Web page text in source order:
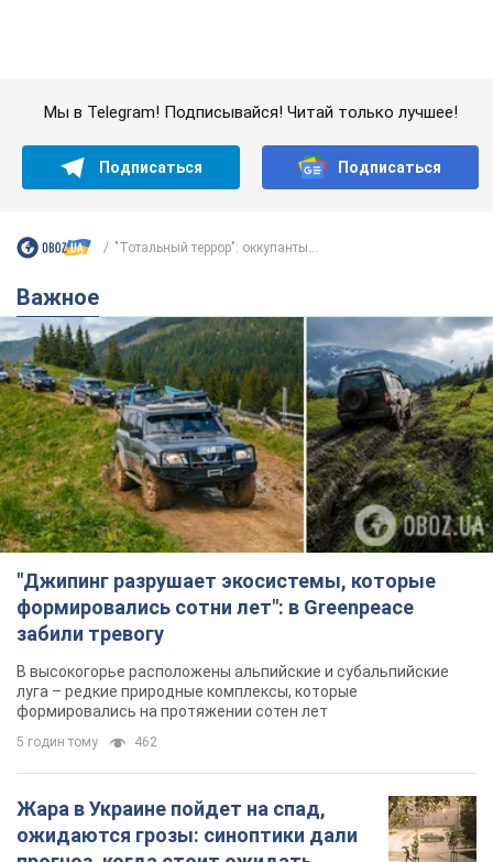
"Джипинг разрушает экосистемы, которые
формировались сотни лет": в Greenpeace
забили тревогу
В высокогорье расположены альпийские и субальпийские
луга – редкие природные комплексы, которые
формировались на протяжении сотен лет
5 годин тому 462
Жара в Украине пойдет на спад,
ожидаются грозы: синоптики дали
прогноз, когда стоит ожидать
изменения погоды
Совсем скоро жара постепенно отступит
5.08.2026 14:59 5,6 т.
"Или, может, я запугана с детства?"
Елена Зарецкая – об убийстве
бегстве в Португалию с пятью
детьми
диссидентки в Лиссабоне
5.08.2026 04:00 25,7 т.